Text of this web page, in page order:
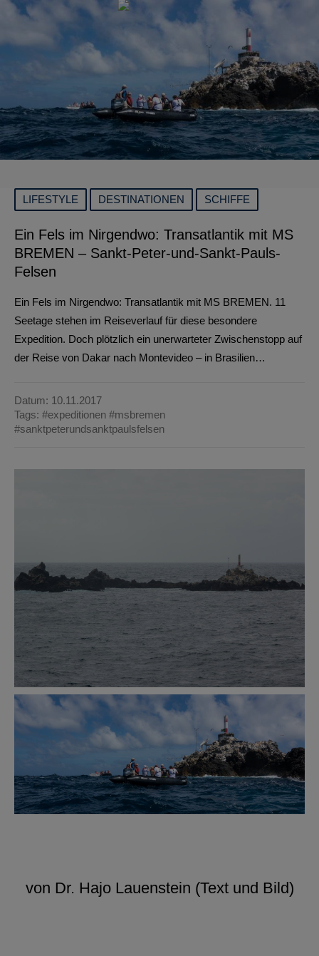
LIFESTYLE DESTINATIONEN SCHIFFE
Ein Fels im Nirgendwo: Transatlantik mit MS
BREMEN – Sankt-Peter-und-Sankt-Pauls-
Felsen
Ein Fels im Nirgendwo: Transatlantik mit MS BREMEN. 11
Seetage stehen im Reiseverlauf für diese besondere
Expedition. Doch plötzlich ein unerwarteter Zwischenstopp auf
der Reise von Dakar nach Montevideo – in Brasilien…
Datum: 10.11.2017
Tags: #expeditionen #msbremen
#sanktpeterundsanktpaulsfelsen
von Dr. Hajo Lauenstein (Text und Bild)